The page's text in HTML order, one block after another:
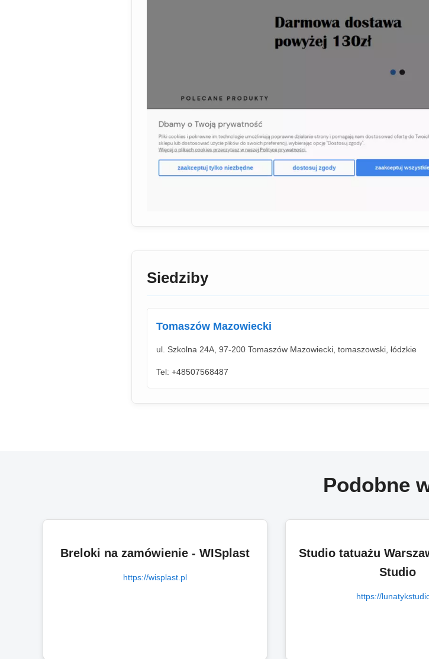
Siedziby
Tomaszów Mazowiecki
ul. Szkolna 24A, 97-200 Tomaszów Mazowiecki, tomaszowski, łódzkie
Tel: +48507568487
Podobne
Breloki na zamówienie - WISplast
https://wisplast.pl
Studio tatuażu
Studio
https://